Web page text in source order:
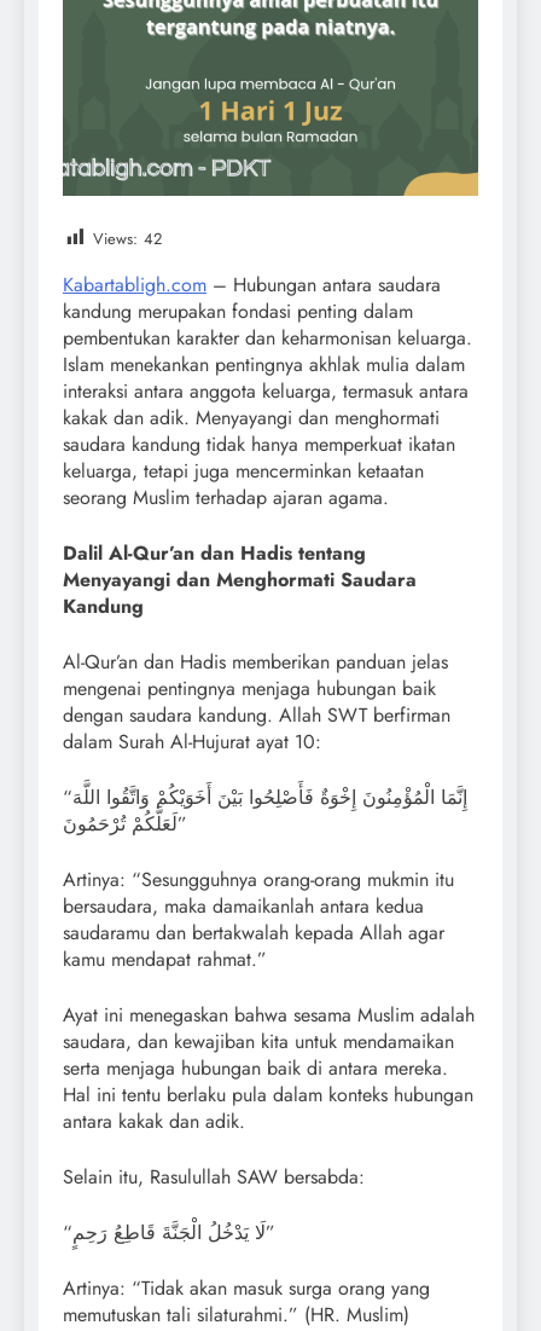
Views: 42
Kabartabligh.com – Hubungan antara saudara
kandung merupakan fondasi penting dalam
pembentukan karakter dan keharmonisan keluarga.
Islam menekankan pentingnya akhlak mulia dalam
interaksi antara anggota keluarga, termasuk antara
kakak dan adik. Menyayangi dan menghormati
saudara kandung tidak hanya memperkuat ikatan
keluarga, tetapi juga mencerminkan ketaatan
seorang Muslim terhadap ajaran agama.
Dalil Al-Qur’an dan Hadis tentang
Menyayangi dan Menghormati Saudara
Kandung
Al-Qur’an dan Hadis memberikan panduan jelas
mengenai pentingnya menjaga hubungan baik
dengan saudara kandung. Allah SWT berfirman
dalam Surah Al-Hujurat ayat 10:
“إِنَّمَا الْمُؤْمِنُونَ إِخْوَةٌ فَأَصْلِحُوا بَيْنَ أَخَوَيْكُمْ وَاتَّقُوا اللَّهَ
لَعَلَّكُمْ تُرْحَمُونَ”
Artinya: “Sesungguhnya orang-orang mukmin itu
bersaudara, maka damaikanlah antara kedua
saudaramu dan bertakwalah kepada Allah agar
kamu mendapat rahmat.”
Ayat ini menegaskan bahwa sesama Muslim adalah
saudara, dan kewajiban kita untuk mendamaikan
serta menjaga hubungan baik di antara mereka.
Hal ini tentu berlaku pula dalam konteks hubungan
antara kakak dan adik.
Selain itu, Rasulullah SAW bersabda:
“لَا يَدْخُلُ الْجَنَّةَ قَاطِعُ رَحِمٍ”
Artinya: “Tidak akan masuk surga orang yang
memutuskan tali silaturahmi.” (HR. Muslim)